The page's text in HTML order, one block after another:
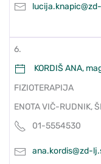
6.
KORDIŠ ANA,
FIZIOTERAPIJA
ENOTA VIČ-RUDNIK,
01-5554530
ana.kordis@zd-